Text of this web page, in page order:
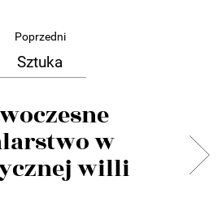
Poprzedni
Sztuka
w
willi